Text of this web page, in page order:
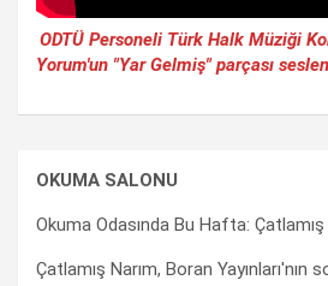
ODTÜ Personeli Türk Halk Müziği
Yorum'un "Yar Gelmiş" parçası
OKUMA SALONU
Okuma Odasında Bu Hafta: Çatlamış
Çatlamış Narım, Boran Yayınları'nın